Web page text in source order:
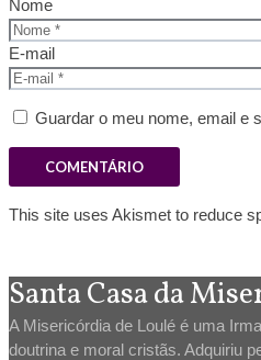
Nome
E-mail
Guardar o meu nome, email e
This site uses Akismet to reduce
Santa Casa da
A Misericórdia de Loulé é uma
doutrina e moral cristãs. Adquiriu